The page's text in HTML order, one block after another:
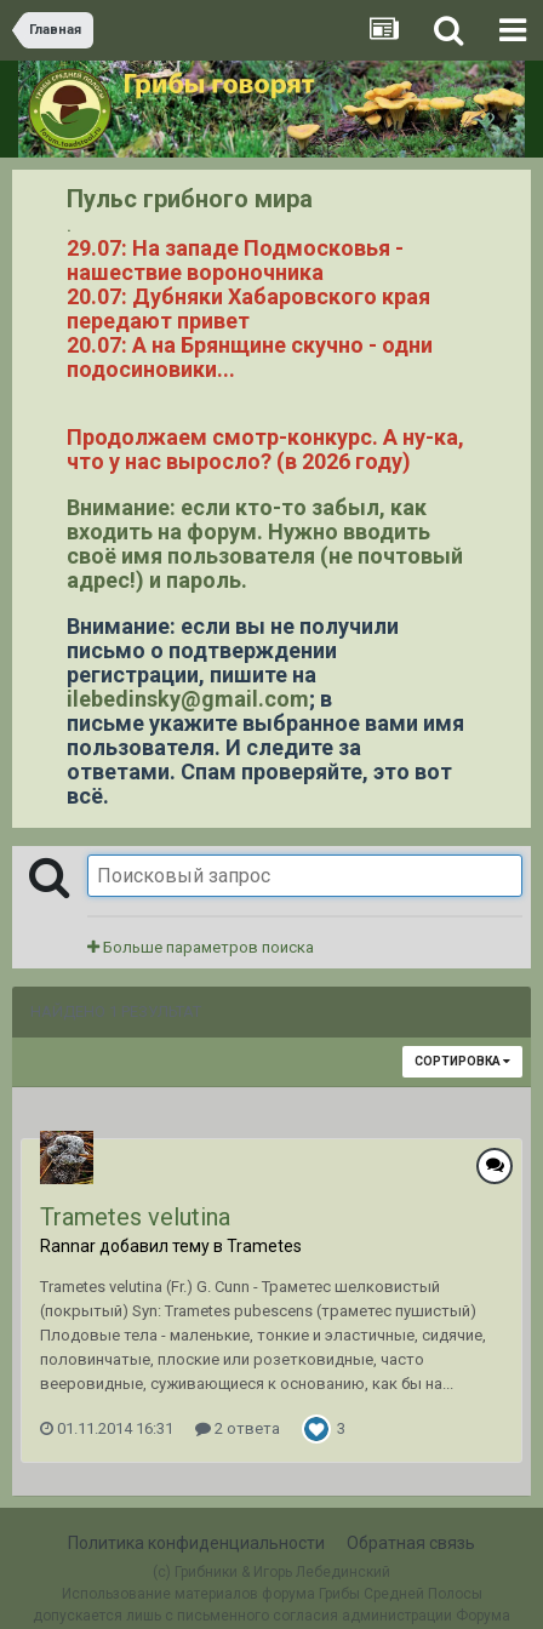
Главная
Пульс грибного мира
.
29.07: На западе Подмосковья -
нашествие вороночника
20.07: Дубняки Хабаровского края
передают привет
20.07: А на Брянщине скучно - одни
подосиновики...
Продолжаем смотр-конкурс. А ну-ка,
что у нас выросло? (в 2026 году)
Внимание: если кто-то забыл, как
входить на форум. Нужно вводить
своё имя пользователя (не почтовый
адрес!) и пароль.
Внимание: если вы не получили
письмо о подтверждении
регистрации, пишите на
ilebedinsky@gmail.com; в
письме укажите выбранное вами имя
пользователя. И следите за
ответами. Спам проверяйте, это вот
всё.
Больше параметров поиска
НАЙДЕНО 1 РЕЗУЛЬТАТ
СОРТИРОВКА
Trametes velutina
Rannar добавил тему в Trametes
Trametes velutina (Fr.) G. Cunn - Траметес шелковистый
(покрытый) Syn: Trametes pubescens (траметес пушистый)
Плодовые тела - маленькие, тонкие и эластичные, сидячие,
половинчатые, плоские или розетковидные, часто
вееровидные, суживающиеся к основанию, как бы на...
01.11.2014 16:31 2 ответа 3
Политика конфиденциальности Обратная связь
(c) Грибники & Игорь Лебединский
Использование материалов форума Грибы Средней Полосы
допускается лишь с письменного согласия администрации Форума